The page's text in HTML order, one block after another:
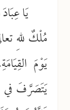
يَا
مُلْكٌ للهِ
يَوْمَ
يَتَصَرَّفَ في